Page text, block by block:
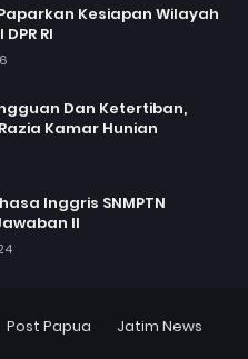
Kesiapan Wilayah
RI
Dan Ketertiban,
Kamar Hunian
Inggris SNMPTN
II
Post Papua Jatim News